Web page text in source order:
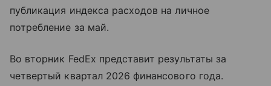
публикация индекса расходов на личное
потребление за май.
Во вторник FedEx представит результаты за
четвертый квартал 2026 финансового года.